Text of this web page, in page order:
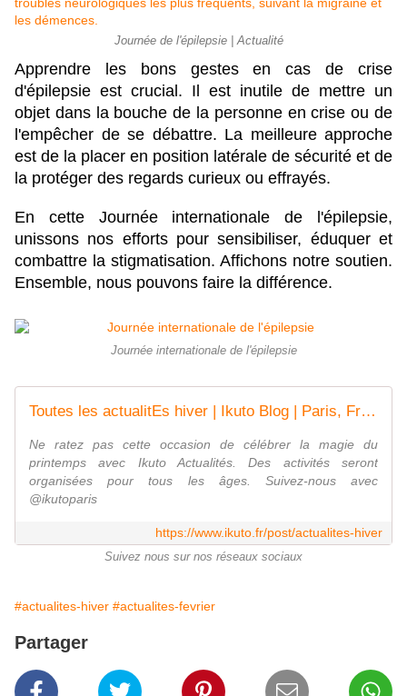
Journée de l'épilepsie | Actualité
Apprendre les bons gestes en cas de crise
d'épilepsie est crucial. Il est inutile de mettre un
objet dans la bouche de la personne en crise ou de
l'empêcher de se débattre. La meilleure approche
est de la placer en position latérale de sécurité et de
la protéger des regards curieux ou effrayés.
En cette Journée internationale de l'épilepsie,
unissons nos efforts pour sensibiliser, éduquer et
combattre la stigmatisation. Affichons notre soutien.
Ensemble, nous pouvons faire la différence.
Journée internationale de l'épilepsie
Toutes les actualitEs hiver | Ikuto Blog | Paris, France
Ne ratez pas cette occasion de célébrer la magie du
printemps avec Ikuto Actualités. Des activités seront
organisées pour tous les âges. Suivez-nous avec
@ikutoparis
https://www.ikuto.fr/post/actualites-hiver
Suivez nous sur nos réseaux sociaux
#actualites-hiver #actualites-fevrier
Partager